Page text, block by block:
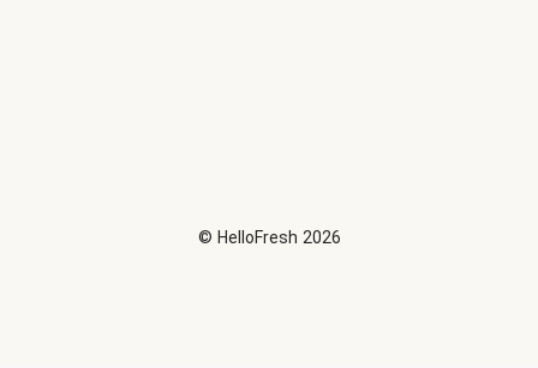
© HelloFresh 2026